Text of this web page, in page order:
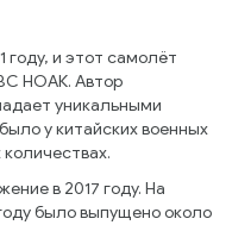
году, и этот самолёт
НОАК. Автор
уникальными
у китайских военных
в 2017 году. На
было выпущено около